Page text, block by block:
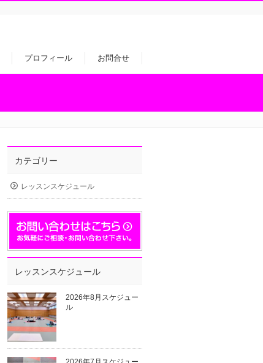
プロフィール お問合せ
カテゴリー
レッスンスケジュール
レッスンスケジュール
2026年8月スケジュー
ル